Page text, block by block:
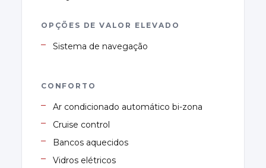
OPÇÕES DE VALOR ELEVADO
Sistema de navegação
CONFORTO
Ar condicionado automático bi-zona
Cruise control
Bancos aquecidos
Vidros elétricos